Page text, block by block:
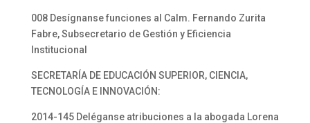
008 Desígnanse funciones al Calm. Fernando Zurita
Fabre, Subsecretario de Gestión y Eficiencia
Institucional
SECRETARÍA DE EDUCACIÓN SUPERIOR, CIENCIA,
TECNOLOGÍA E INNOVACIÓN:
2014-145 Deléganse atribuciones a la abogada Lorena